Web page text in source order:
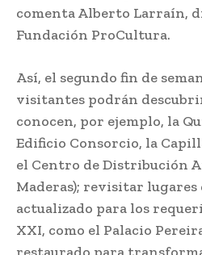
comenta Alberto Larraín,
Fundación ProCultura.
Así, el segundo fin de
visitantes podrán
conocen, por ejemplo, la
Edificio Consorcio, la
el Centro de Distribución
Maderas); revisitar lugares
actualizado para los
XXI, como el Palacio